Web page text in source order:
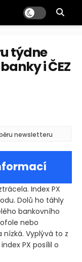
týdne
i ČEZ
newsletteru
Index PX
Dolů ho táhly
bankovního
nebo
Vyplývá to z
PX posílil o